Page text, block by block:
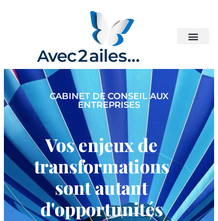
CABINET DE CONSEIL AUX
ENTREPRISES
Vos enjeux de
transformations
sont autant
d'opportunités